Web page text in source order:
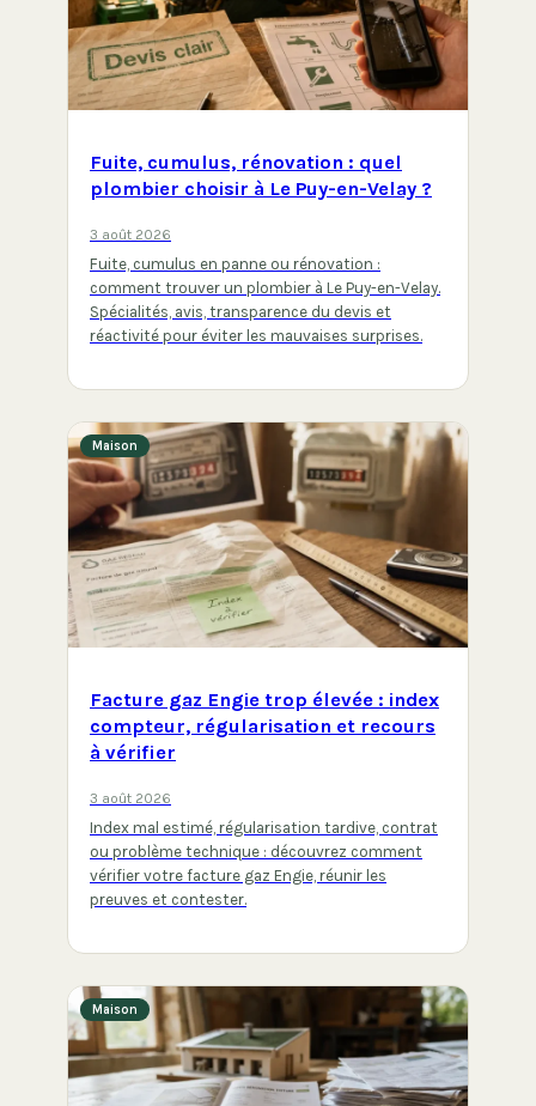
Fuite, cumulus, rénovation : quel
plombier choisir à Le Puy-en-Velay ?
3 août 2026
Fuite, cumulus en panne ou rénovation :
comment trouver un plombier à Le Puy-en-Velay.
Spécialités, avis, transparence du devis et
réactivité pour éviter les mauvaises surprises.
Maison
Facture gaz Engie trop élevée : index
compteur, régularisation et recours
à vérifier
3 août 2026
Index mal estimé, régularisation tardive, contrat
ou problème technique : découvrez comment
vérifier votre facture gaz Engie, réunir les
preuves et contester.
Maison